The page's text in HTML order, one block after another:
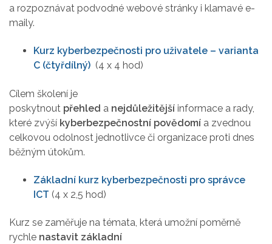
a rozpoznávat podvodné webové stránky i klamavé e-
maily.
Kurz kyberbezpečnosti pro uživatele – varianta
C (čtyřdílný) (4 x 4 hod)
Cílem školení je
poskytnout přehled a nejdůležitější informace a rady,
které zvýší kyberbezpečnostní povědomí a zvednou
celkovou odolnost jednotlivce či organizace proti dnes
běžným útokům.
Základní kurz kyberbezpečnosti pro správce
ICT (4 x 2,5 hod)
Kurz se zaměřuje na témata, která umožní poměrně
rychle nastavit základní